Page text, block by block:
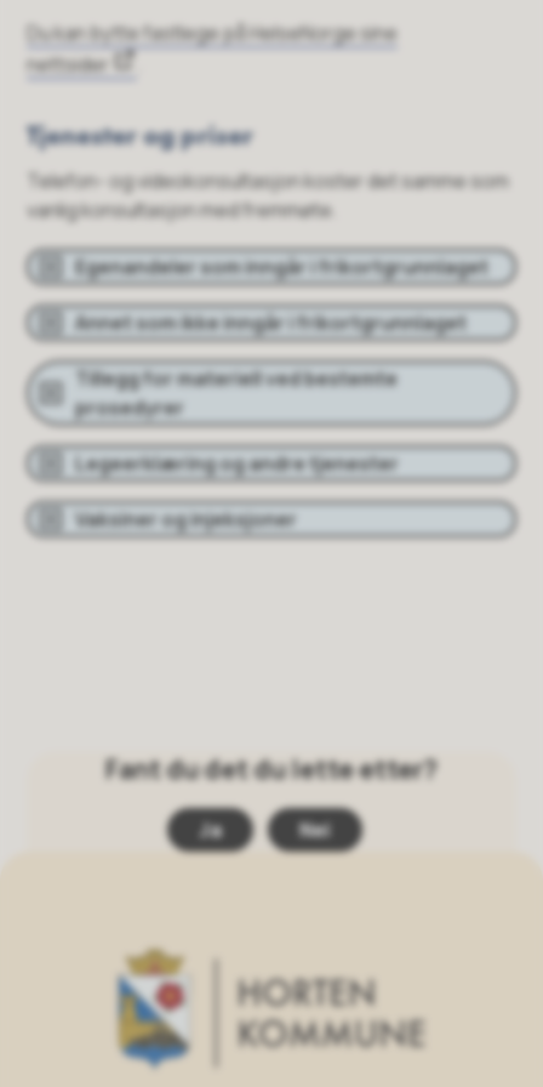
Du kan bytte fastlege på HelseNorge sine
nettsider
Tjenester og priser
Telefon- og videokonsultasjon koster det samme som
vanlig konsultasjon med fremmøte.
Egenandeler som inngår i frikortgrunnlaget
Annet som ikke inngår i frikortgrunnlaget
Tillegg for materiell ved bestemte
prosedyrer
Legeerklæring og andre tjenester
Vaksiner og injeksjoner
Fant du det du lette etter?
Ja Nei